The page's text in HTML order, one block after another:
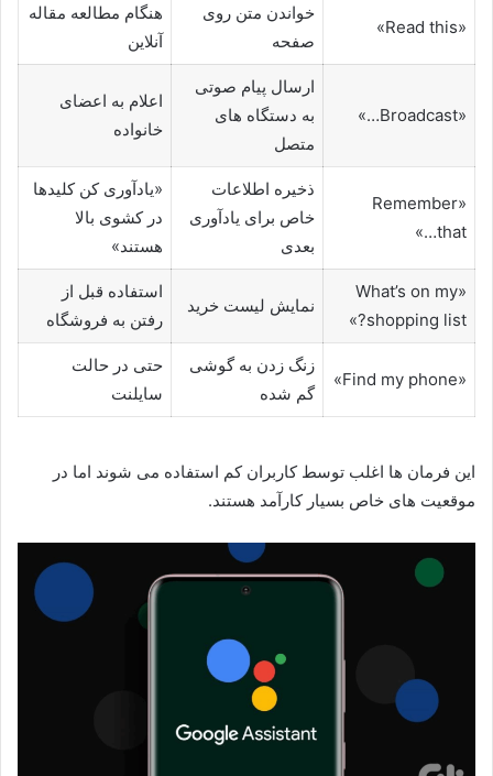
«Read this»
خواندن متن روی
صفحه
هنگام مطالعه مقاله
آنلاین
«Broadcast…»
ارسال پیام صوتی
به دستگاه های
متصل
اعلام به اعضای
خانواده
«Remember
that…»
ذخیره اطلاعات
خاص برای یادآوری
بعدی
«یادآوری کن کلیدها
در کشوی بالا
هستند»
«What’s on my
shopping list?»
نمایش لیست خرید
استفاده قبل از
رفتن به فروشگاه
«Find my phone»
زنگ زدن به گوشی
گم شده
حتی در حالت
سایلنت
این فرمان ها اغلب توسط کاربران کم استفاده می شوند اما در
موقعیت های خاص بسیار کارآمد هستند.